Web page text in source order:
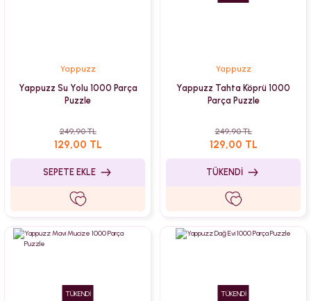
Yappuzz
Yappuzz Su Yolu 1000 Parça
Puzzle
249,90 TL
129,00 TL
SEPETE EKLE
Yappuzz
Yappuzz Tahta Köprü 1000
Parça Puzzle
249,90 TL
129,00 TL
TÜKENDİ
TÜKENDİ TÜKENDİ